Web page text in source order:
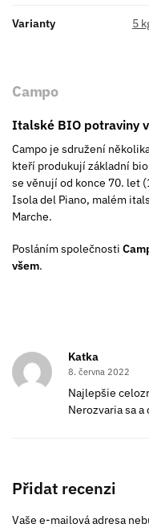
Varianty 5
Campo
Italské BIO potraviny
Campo je sdružení
kteří produkují základní
se věnují od konce 70. let
Isola del Piano, malém
Marche.
Posláním společnosti
všem.
Katka
8. června 2022
Najlepšie
Nerozvaria sa
Přidat recenzi
Vaše e-mailová adresa